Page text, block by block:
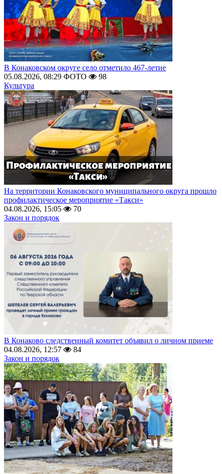
В Конаковском округе село отметило 467-летие
05.08.2026, 08:29 ФОТО
98
Культура
На территории Конаковского муниципального округа прошло
профилактическое мероприятие «Такси»
04.08.2026, 15:05
70
Закон и порядок
В Конаково следственный комитет объявил о личном приеме
04.08.2026, 12:57
84
Закон и порядок